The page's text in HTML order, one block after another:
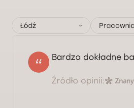
Łódź
Bardzo dokładne
Źródło opinii: